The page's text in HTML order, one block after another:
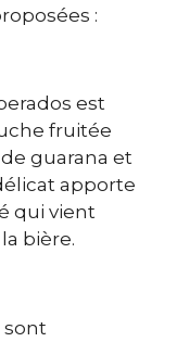
:
est
fruitée
guarana et
apporte
qui vient
bière.
sont